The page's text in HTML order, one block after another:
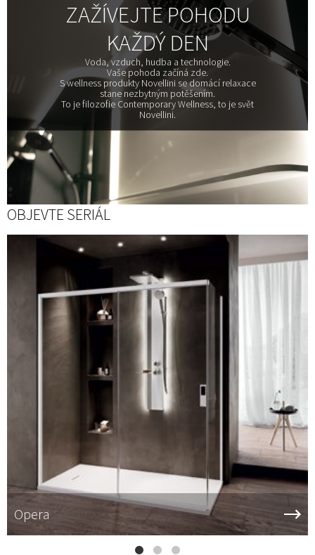
ZAŽÍVEJTE POHODU
KAŽDÝ DEN
Voda, vzduch, hudba a technologie.
Vaše pohoda začíná zde.
S wellness produkty Novellini se domácí relaxace
stane nezbytným potěšením.
To je filozofie Contemporary Wellness, to je svět
Novellini.
OBJEVTE SERIÁL
Opera